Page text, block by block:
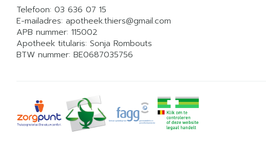
Telefoon: 03 636 07 15
E-mailadres: apotheek.thiers@gmail.com
APB nummer: 115002
Apotheek titularis: Sonja Rombouts
BTW nummer: BE0687035756